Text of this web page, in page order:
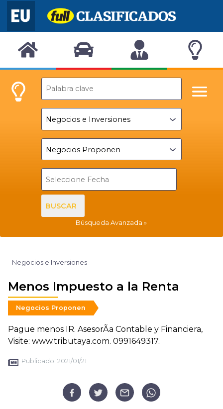
BUSCAR
Búsqueda Avanzada
Negocios e Inversiones
Menos Impuesto a la Renta
Negocios Proponen
Pague menos IR. AsesorÃ­a Contable y Financiera,
Visite: www.tributaya.com. 0991649317.
Publicado: 2021/01/21